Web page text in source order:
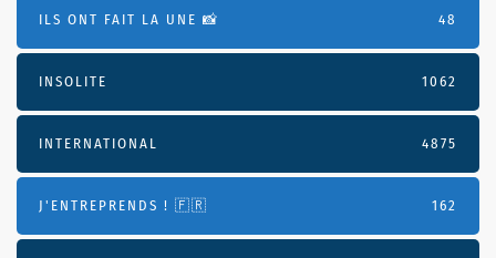
ILS ONT FAIT LA UNE 📸 48
INSOLITE 1062
INTERNATIONAL 4875
J'ENTREPRENDS ! 🇫🇷 162